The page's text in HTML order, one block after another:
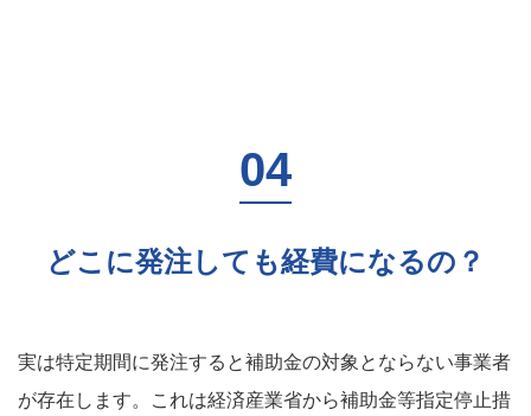
どこに発注しても経費になるの？
実は特定期間に発注すると補助金の対象とならない事業者
が存在します。これは経済産業省から補助金等指定停止措